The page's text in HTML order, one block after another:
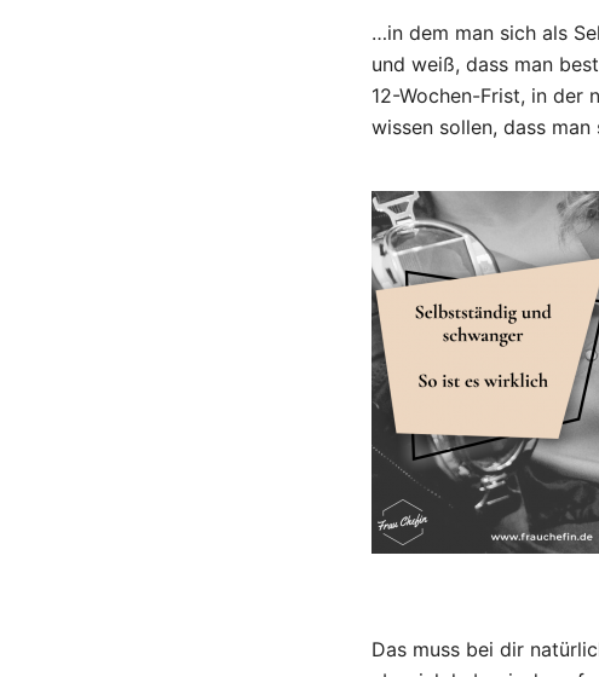
…in dem man sich als
und weiß, dass man
12-Wochen-Frist, in der
wissen sollen, dass man
Das muss bei dir